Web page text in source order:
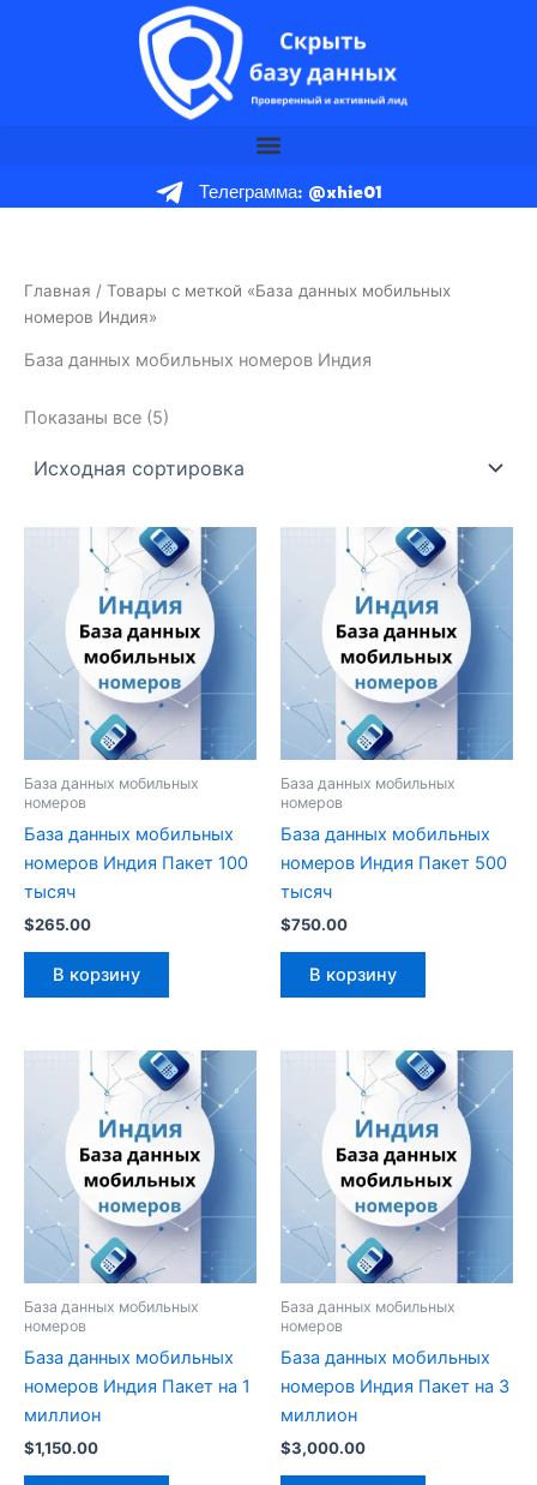
Телеграмма: @xhie01
Главная / Товары с меткой «База данных мобильных
номеров Индия»
База данных мобильных номеров Индия
Показаны все (5)
База данных мобильных
номеров
База данных мобильных
номеров Индия Пакет 100
тысяч
$265.00
В корзину
База данных мобильных
номеров
База данных мобильных
номеров Индия Пакет 500
тысяч
$750.00
В корзину
База данных мобильных
номеров
База данных мобильных
номеров Индия Пакет на 1
миллион
$1,150.00
База данных мобильных
номеров
База данных мобильных
номеров Индия Пакет на 3
миллион
$3,000.00